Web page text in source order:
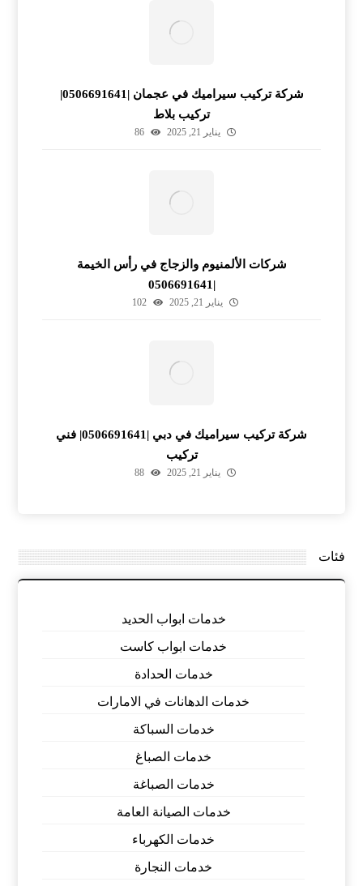
شركة تركيب سيراميك في عجمان |0506691641|
تركيب بلاط
يناير 21, 2025 86
شركات الألمنيوم والزجاج في رأس الخيمة
|0506691641
يناير 21, 2025 102
شركة تركيب سيراميك في دبي |0506691641| فني
تركيب
يناير 21, 2025 88
فئات
خدمات ابواب الحديد
خدمات ابواب كاست
خدمات الحدادة
خدمات الدهانات في الامارات
خدمات السباكة
خدمات الصباغ
خدمات الصباغة
خدمات الصيانة العامة
خدمات الكهرباء
خدمات النجارة